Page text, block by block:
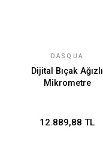
DASQUA
Dijital Bıçak Ağızlı
Mikrometre
12.889,88 TL